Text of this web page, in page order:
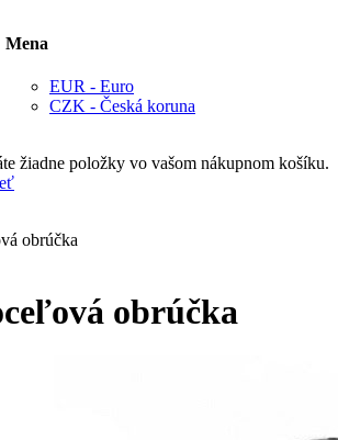
Mena
EUR - Euro
CZK - Česká koruna
žiadne položky vo vašom nákupnom košíku.
obrúčka
obrúčka